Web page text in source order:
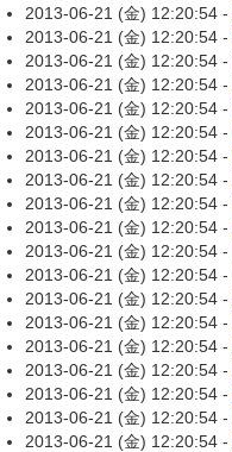
2013-06-21 (金) 12:20:54 -
2013-06-21 (金) 12:20:54 -
2013-06-21 (金) 12:20:54 -
2013-06-21 (金) 12:20:54 -
2013-06-21 (金) 12:20:54 -
2013-06-21 (金) 12:20:54 -
2013-06-21 (金) 12:20:54 -
2013-06-21 (金) 12:20:54 -
2013-06-21 (金) 12:20:54 -
2013-06-21 (金) 12:20:54 -
2013-06-21 (金) 12:20:54 -
2013-06-21 (金) 12:20:54 -
2013-06-21 (金) 12:20:54 -
2013-06-21 (金) 12:20:54 -
2013-06-21 (金) 12:20:54 -
2013-06-21 (金) 12:20:54 -
2013-06-21 (金) 12:20:54 -
2013-06-21 (金) 12:20:54 -
2013-06-21 (金) 12:20:54 -